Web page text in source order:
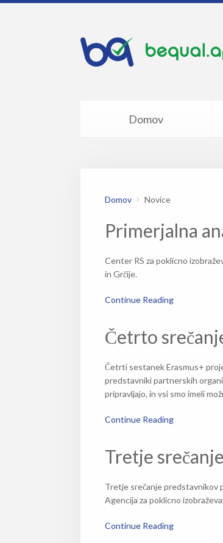
Domov
Domov Novice
Primerjalna
Center RS za poklicno
in Grčije.
Continue Reading
Četrto
Četrti sestanek Erasmus+
predstavniki partnerskih
pripravljajo, in vsi smo imeli
Continue Reading
Tretje
Tretje srečanje predstavnikov
Agencija za poklicno
Continue Reading